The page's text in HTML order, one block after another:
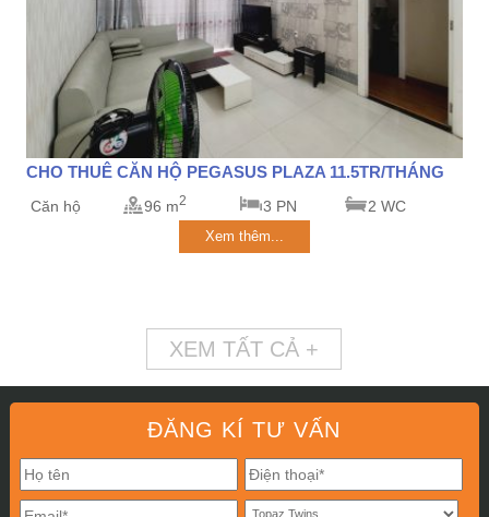
CHO THUÊ CĂN HỘ PEGASUS PLAZA 11.5TR/THÁNG
Căn hộ 96 m2 3 PN 2 WC
Xem thêm...
XEM TẤT CẢ +
ĐĂNG KÍ TƯ VẤN